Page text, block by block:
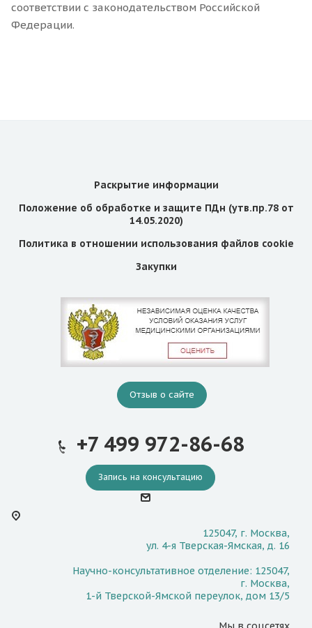
соответствии с законодательством Российской
Федерации.
Раскрытие информации
Положение об обработке и защите ПДн (утв.пр.78 от
14.05.2020)
Политика в отношении использования файлов cookie
Закупки
Отзыв о сайте
+7 499 972-86-68
Запись на консультацию
125047, г. Москва,
ул. 4-я Тверская-Ямская, д. 16
Научно-консультативное отделение: 125047,
г. Москва,
1-й Тверской-Ямской переулок, дом 13/5